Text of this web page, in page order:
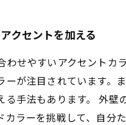
クセントを加える
わせやすいアクセントカ
ーが注目されています。
る手法もあります。 外
カラーを挑戦して、自分